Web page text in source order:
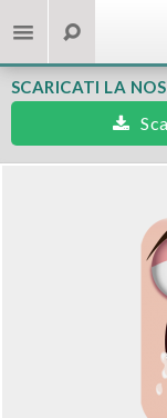
SCARICATI LA